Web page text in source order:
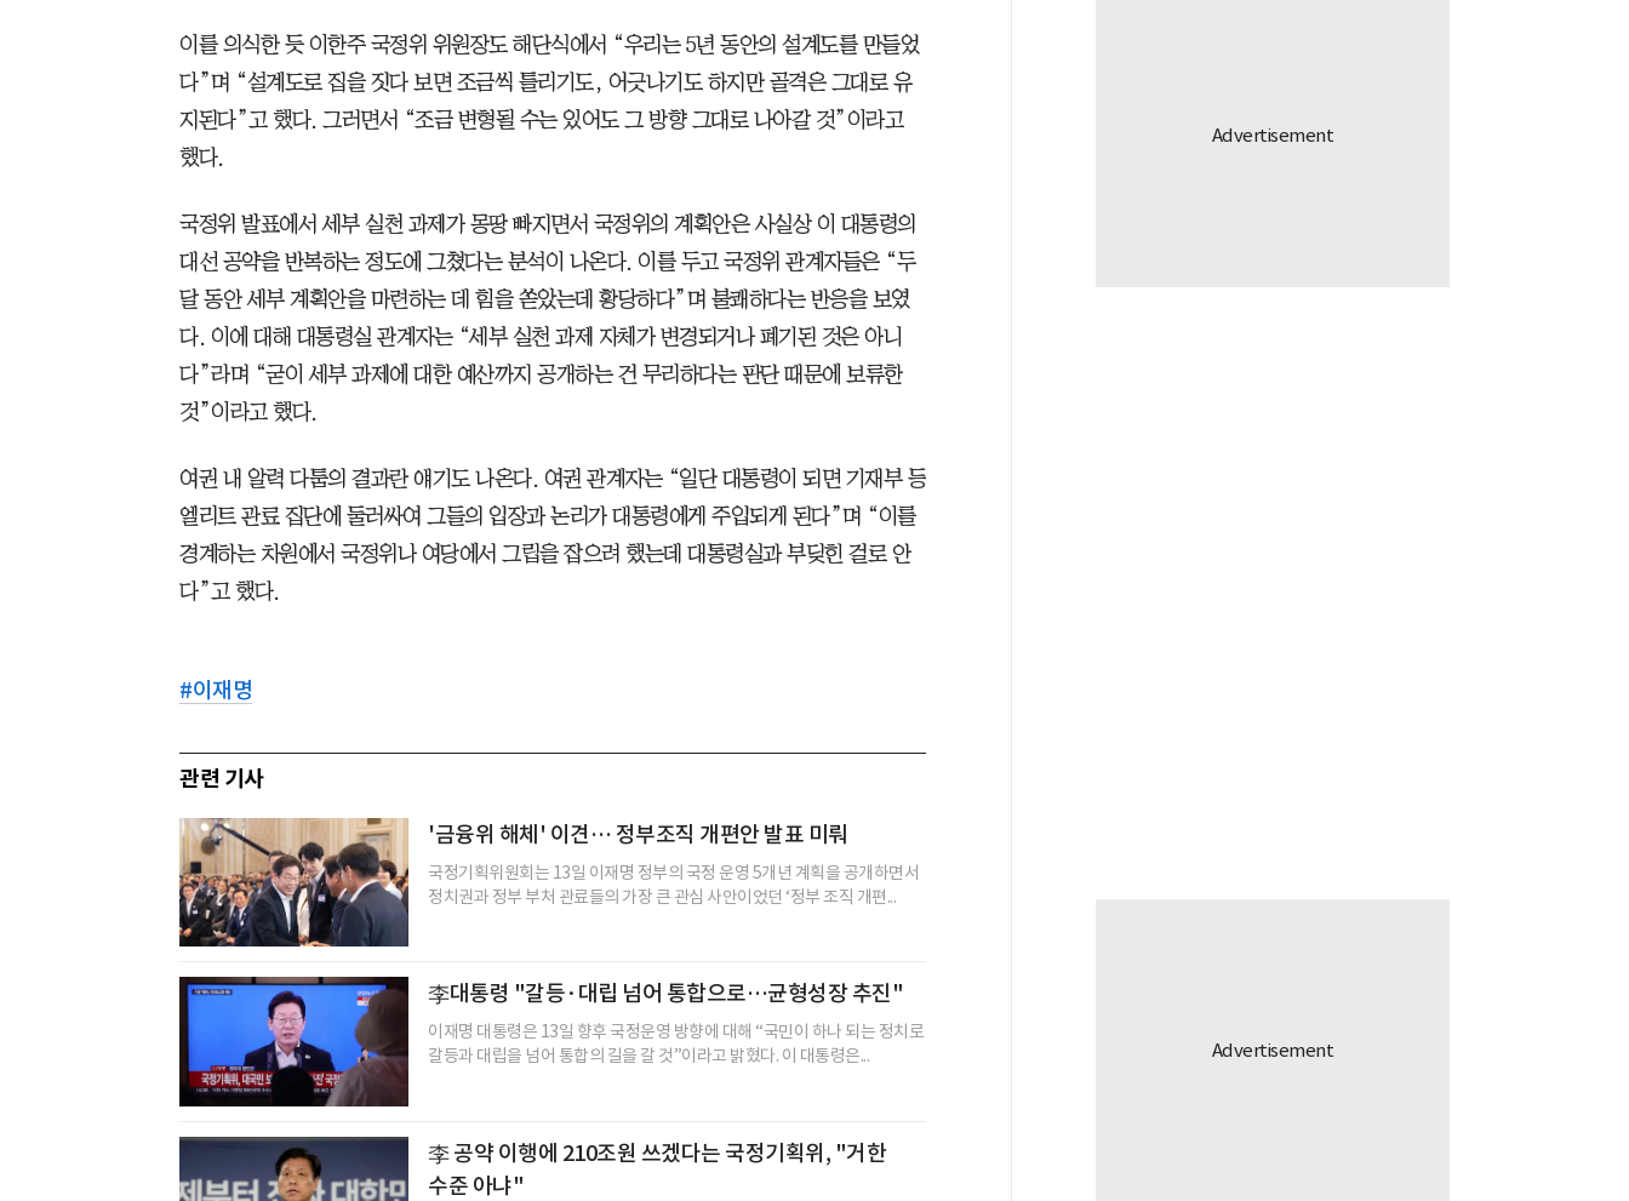
이를 의식한 듯 이한주 국정위 위원장도 해단식에서 “우리는 5년 동안의 설계도를 만들었
다”며 “설계도로 집을 짓다 보면 조금씩 틀리기도, 어긋나기도 하지만 골격은 그대로 유
지된다”고 했다. 그러면서 “조금 변형될 수는 있어도 그 방향 그대로 나아갈 것”이라고
했다.
국정위 발표에서 세부 실천 과제가 몽땅 빠지면서 국정위의 계획안은 사실상 이 대통령의
대선 공약을 반복하는 정도에 그쳤다는 분석이 나온다. 이를 두고 국정위 관계자들은 “두
달 동안 세부 계획안을 마련하는 데 힘을 쏟았는데 황당하다”며 불쾌하다는 반응을 보였
다. 이에 대해 대통령실 관계자는 “세부 실천 과제 자체가 변경되거나 폐기된 것은 아니
다”라며 “굳이 세부 과제에 대한 예산까지 공개하는 건 무리하다는 판단 때문에 보류한
것”이라고 했다.
여권 내 알력 다툼의 결과란 얘기도 나온다. 여권 관계자는 “일단 대통령이 되면 기재부 등
엘리트 관료 집단에 둘러싸여 그들의 입장과 논리가 대통령에게 주입되게 된다”며 “이를
경계하는 차원에서 국정위나 여당에서 그립을 잡으려 했는데 대통령실과 부딪힌 걸로 안
다”고 했다.
#이재명
관련 기사
'금융위 해체' 이견… 정부조직 개편안 발표 미뤄
국정기획위원회는 13일 이재명 정부의 국정 운영 5개년 계획을 공개하면서
정치권과 정부 부처 관료들의 가장 큰 관심 사안이었던 ‘정부 조직 개편...
李대통령 "갈등·대립 넘어 통합으로…균형성장 추진"
이재명 대통령은 13일 향후 국정운영 방향에 대해 “국민이 하나 되는 정치로
갈등과 대립을 넘어 통합의 길을 갈 것”이라고 밝혔다. 이 대통령은...
李 공약 이행에 210조원 쓰겠다는 국정기획위, "거한
수준 아냐"